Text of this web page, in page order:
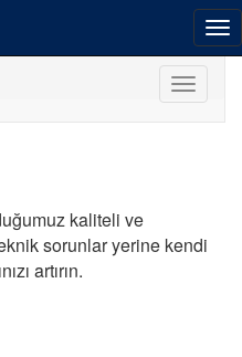
Toggle
kaliteli ve
sorunlar yerine kendi
artırın.